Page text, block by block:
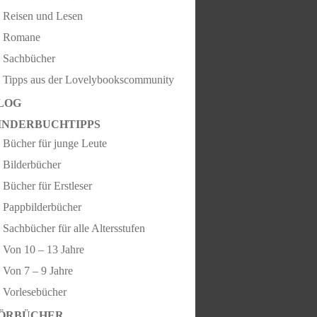
Reisen und Lesen
Romane
Sachbücher
Tipps aus der Lovelybookscommunity
Bücher für junge Leute
Bilderbücher
Bücher für Erstleser
Pappbilderbücher
Sachbücher für alle Altersstufen
Von 10 – 13 Jahre
Von 7 – 9 Jahre
Vorlesebücher